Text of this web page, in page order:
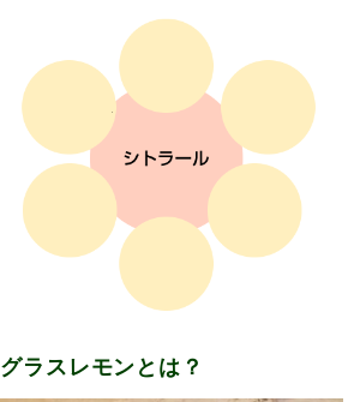
グラスレモンとは？